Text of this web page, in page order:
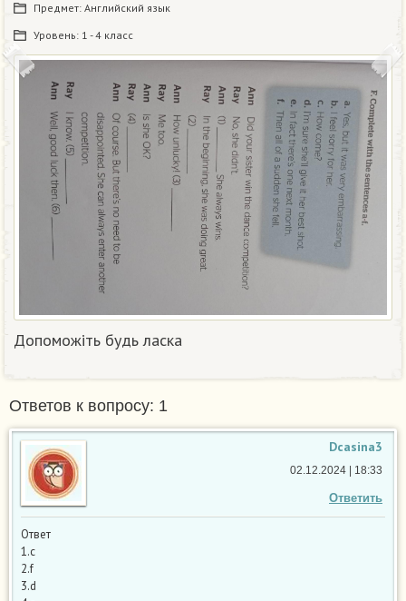
Предмет: Английский язык
Уровень: 1 - 4 класс
Допоможіть будь ласка​
Ответов к вопросу: 1
Dcasina3
Ответить
02.12.2024 | 18:33
Ответ
1.c
2.f
3.d